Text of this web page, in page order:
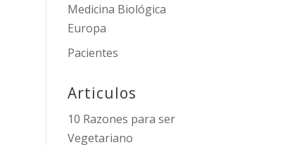
Medicina Biológica
Europa
Pacientes
Articulos
10 Razones para ser
Vegetariano